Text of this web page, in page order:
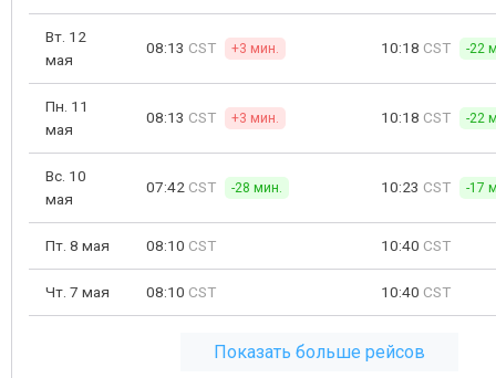
Вт. 12
мая
08:13 CST +3 мин. 10:18 CST -22
Пн. 11
мая
08:13 CST +3 мин. 10:18 CST -22
Вс. 10
мая
07:42 CST -28 мин. 10:23 CST -17
Пт. 8 мая 08:10 CST 10:40 CST
Чт. 7 мая 08:10 CST 10:40 CST
Показать больше рейсов